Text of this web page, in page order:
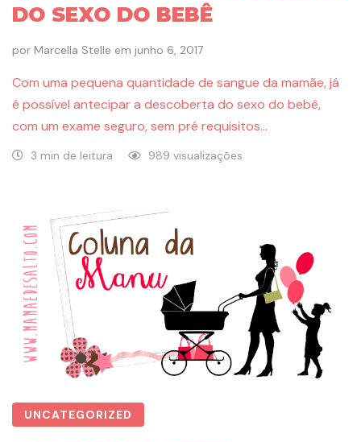
DO SEXO DO BEBÊ
por Marcella Stelle em junho 6, 2017
Com uma pequena quantidade de sangue da mamãe, já
é possível antecipar a descoberta do sexo do bebê,
com um exame seguro, sem pré requisitos…
3 min de leitura 989 visualizações
UNCATEGORIZED